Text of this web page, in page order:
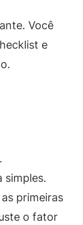
Você
e
simples.
primeiras
o fator